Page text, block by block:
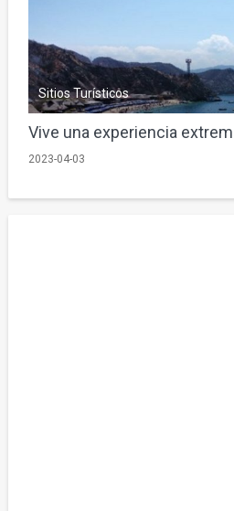
Sitios Turísticos
Vive una experiencia
2023-04-03